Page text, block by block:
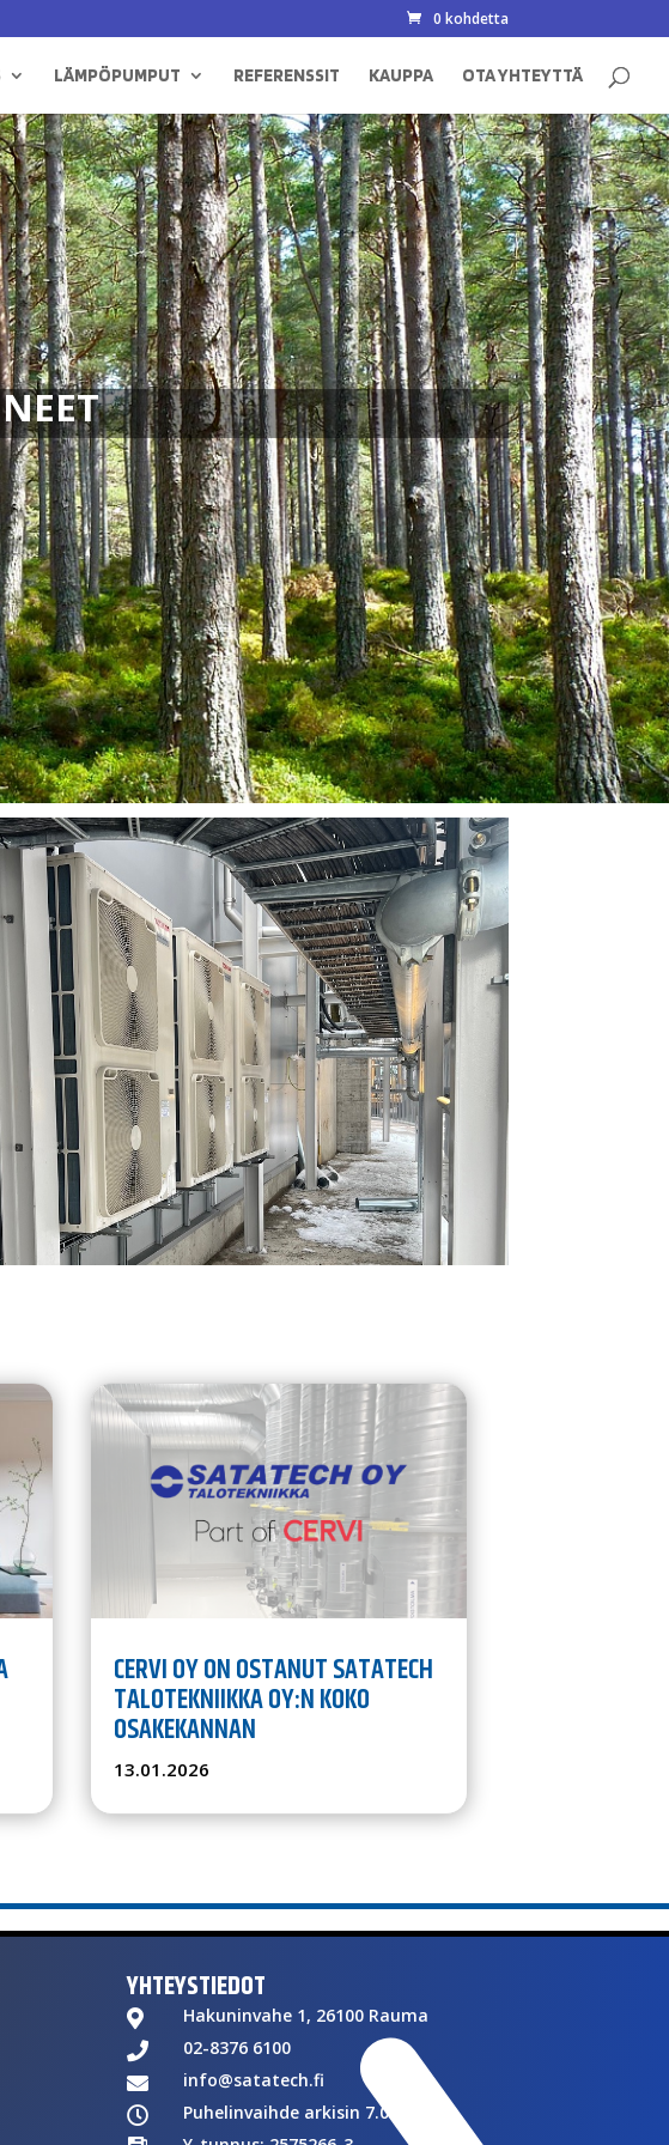
0 kohdetta
LÄMPÖPUMPUT REFERENSSIT KAUPPA OTA YHTEYTTÄ
CERVI OY ON OSTANUT SATATECH
TALOTEKNIIKKA OY:N KOKO
OSAKEKANNAN
13.01.2026
YHTEYSTIEDOT
 Hakuninvahe 1, 26100 Rauma
 02-8376 6100
 info@satatech.fi
 Puhelinvaihde arkisin 7.00-16.00